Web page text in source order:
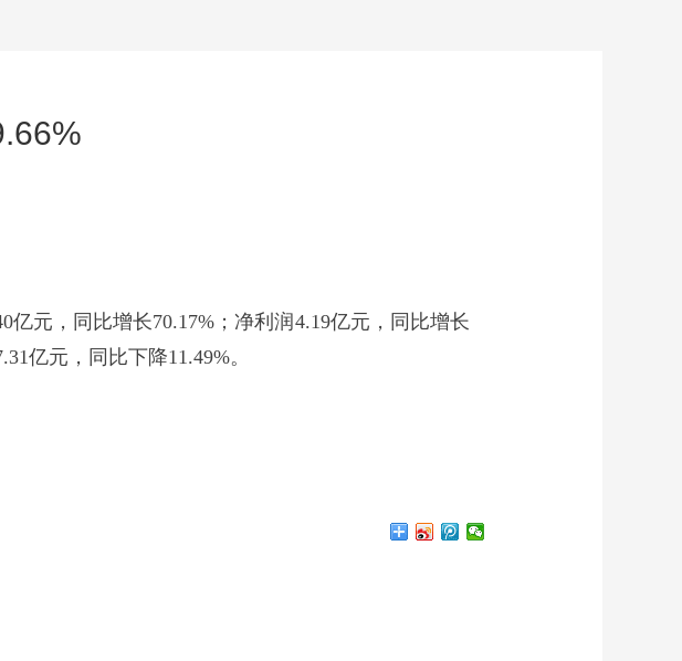
元，同比增长70.17%；净利润4.19亿元，同比增长
亿元，同比下降11.49%。